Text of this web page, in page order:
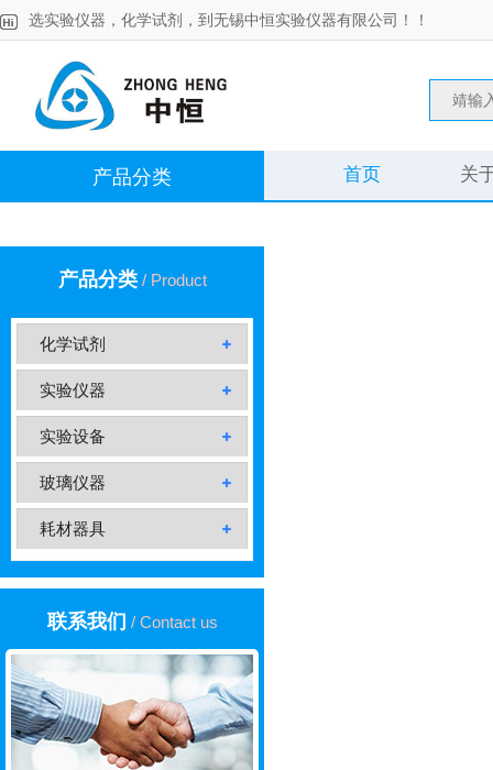
选实验仪器，化学试剂，到无锡中恒实验仪器有限公司！！
产品分类 首页 关
产品分类/ Product
化学试剂
实验仪器
实验设备
玻璃仪器
耗材器具
联系我们 / Contact us